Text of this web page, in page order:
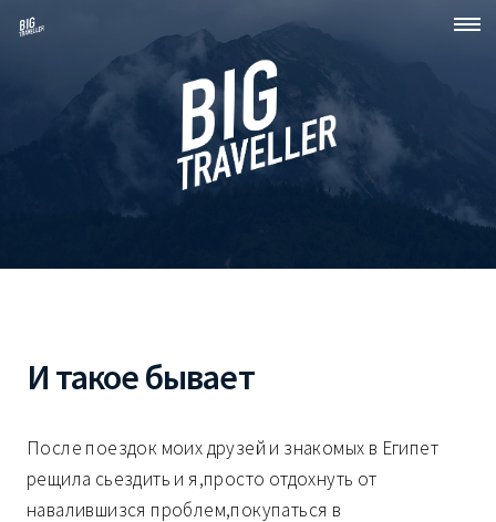
И такое бывает
После поездок моих друзей и знакомых в Египет
рещила сьездить и я,просто отдохнуть от
навалившизся проблем,покупаться в